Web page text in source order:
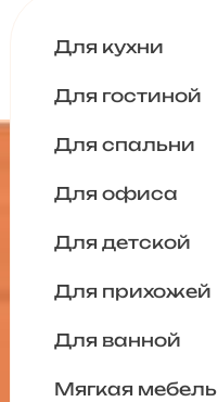
Для кухни
Для гостиной
Для спальни
Для офиса
Для детской
Для прихожей
Для ванной
Мягкая мебель